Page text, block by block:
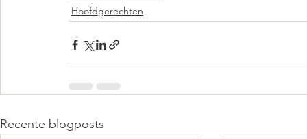
Hoofdgerechten
Recente blogposts